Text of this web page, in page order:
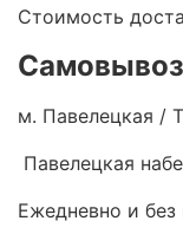
Стоимость
Самовывоз
м. Павелецкая /
Павелецкая
Ежедневно и